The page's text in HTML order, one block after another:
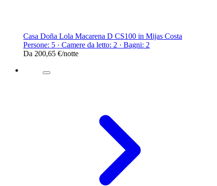
Casa Doña Lola Macarena D CS100 in Mijas Costa
Persone: 5 · Camere da letto: 2 · Bagni: 2
Da 200,65 €/notte